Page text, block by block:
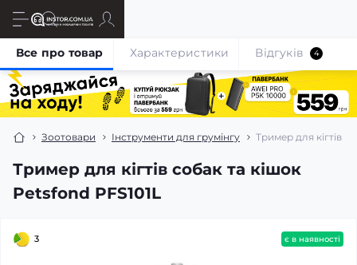
Зоотовари Інструменти для грумінгу Тример для кігтів
Тример для кігтів собак та кішок
Petsfond PFS101L
Все про товар Характеристики Відгуків 4
3 є в наявності